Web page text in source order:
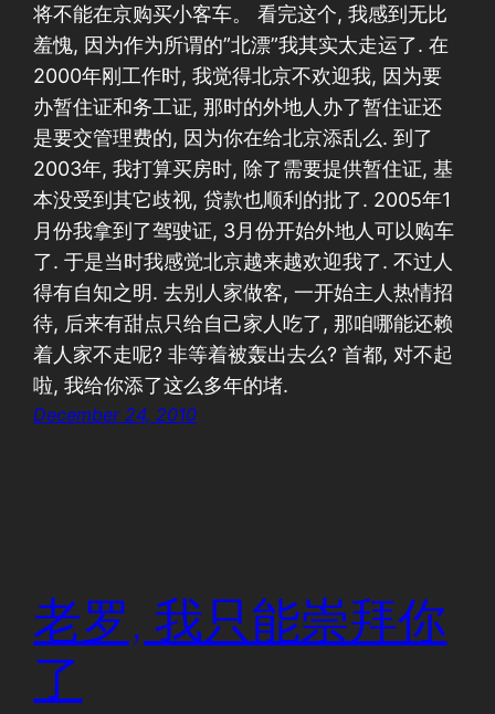
将不能在京购买小客车。 看完这个, 我感到无比
羞愧, 因为作为所谓的”北漂”我其实太走运了. 在
2000年刚工作时, 我觉得北京不欢迎我, 因为要
办暂住证和务工证, 那时的外地人办了暂住证还
是要交管理费的, 因为你在给北京添乱么. 到了
2003年, 我打算买房时, 除了需要提供暂住证, 基
本没受到其它歧视, 贷款也顺利的批了. 2005年1
月份我拿到了驾驶证, 3月份开始外地人可以购车
了. 于是当时我感觉北京越来越欢迎我了. 不过人
得有自知之明. 去别人家做客, 一开始主人热情招
待, 后来有甜点只给自己家人吃了, 那咱哪能还赖
着人家不走呢? 非等着被轰出去么? 首都, 对不起
啦, 我给你添了这么多年的堵.
December 24, 2010
老罗, 我只能崇拜你
了